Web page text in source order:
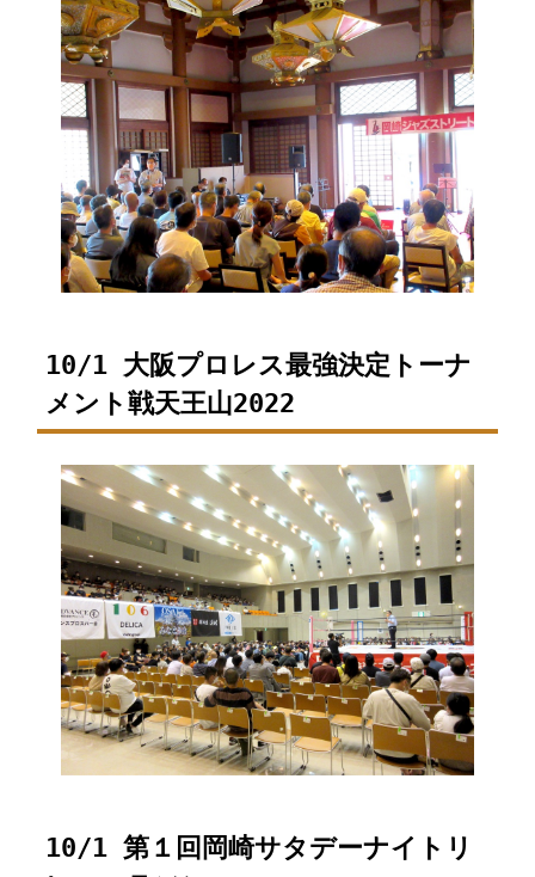
10/1 大阪プロレス最強決定トーナ
メント戦天王山2022
10/1 第１回岡崎サタデーナイトリ